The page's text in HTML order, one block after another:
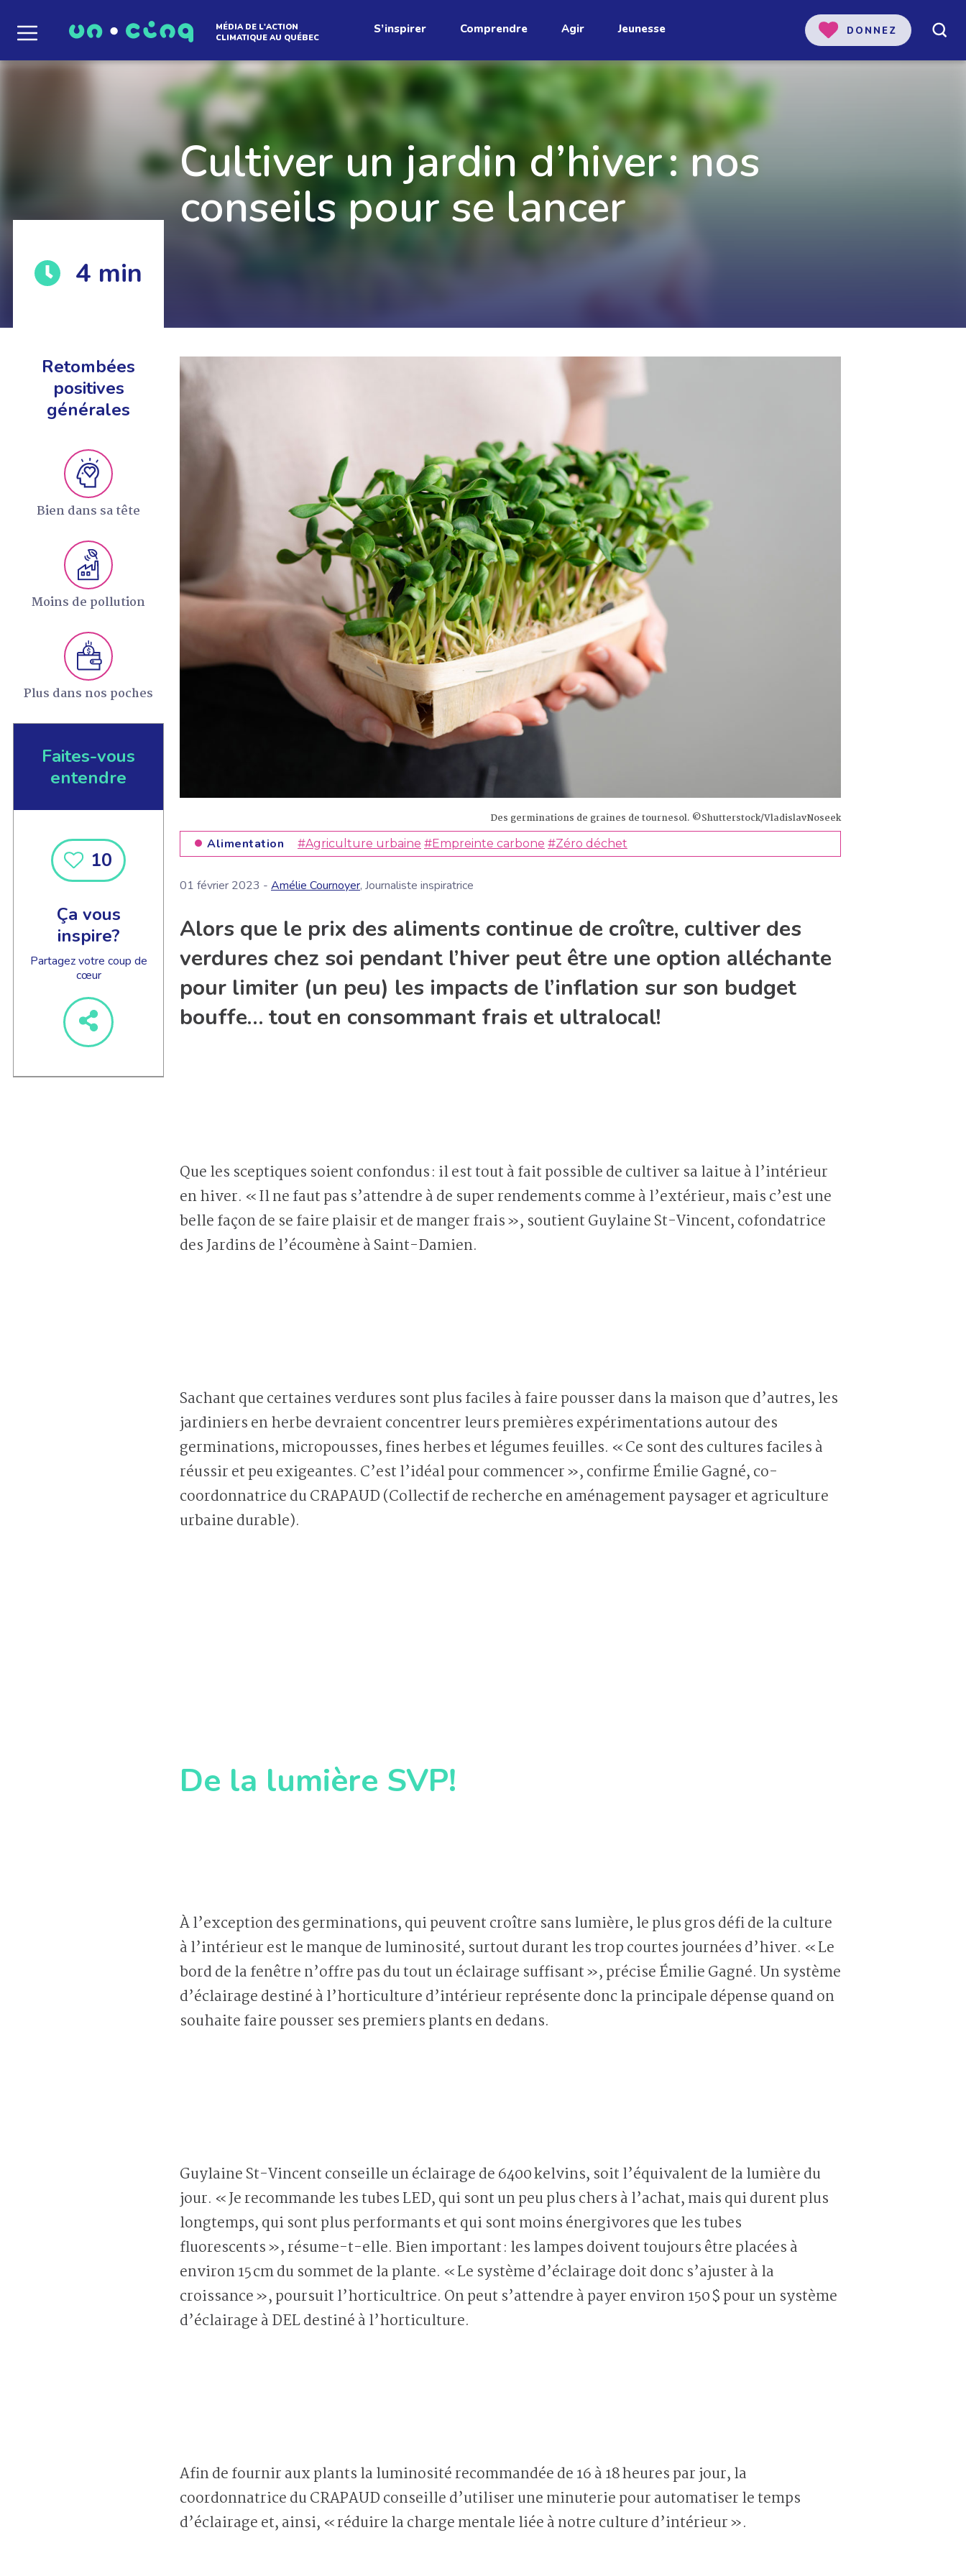
Le média qui détend
l'atmosphère
notre infolettre pour découvrir des initiatives prometteuses et des gestes
qui créent le mouvement.
Découvrez notre
infolettre!
JE M'ABONNE
MÉDIA DE L'ACTION
CLIMATIQUE AU QUÉBEC
S’inspirer Comprendre Agir Jeunesse DONNEZ
Cultiver un jardin d’hiver : nos
conseils pour se lancer
4 min
Retombées
positives
générales
Bien dans sa tête
Moins de pollution
Plus dans nos poches
Faites-vous
entendre
10
Ça vous
inspire?
Partagez votre coup de
cœur
Des germinations de graines de tournesol. ©Shutterstock/VladislavNoseek
Alimentation #Agriculture urbaine #Empreinte carbone #Zéro déchet
01 février 2023 - Amélie Cournoyer, Journaliste inspiratrice
Alors que le prix des aliments continue de croître, cultiver des
verdures chez soi pendant l’hiver peut être une option alléchante
pour limiter (un peu) les impacts de l’inflation sur son budget
bouffe… tout en consommant frais et ultralocal!
Que les sceptiques soient confondus : il est tout à fait possible de cultiver sa laitue à l’intérieur
en hiver. « Il ne faut pas s’attendre à de super rendements comme à l’extérieur, mais c’est une
belle façon de se faire plaisir et de manger frais », soutient Guylaine St-Vincent, cofondatrice
des Jardins de l’écoumène à Saint-Damien.
Sachant que certaines verdures sont plus faciles à faire pousser dans la maison que d’autres, les
jardiniers en herbe devraient concentrer leurs premières expérimentations autour des
germinations, micropousses, fines herbes et légumes feuilles. « Ce sont des cultures faciles à
réussir et peu exigeantes. C’est l’idéal pour commencer », confirme Émilie Gagné, co-
coordonnatrice du CRAPAUD (Collectif de recherche en aménagement paysager et agriculture
urbaine durable).
De la lumière SVP!
À l’exception des germinations, qui peuvent croître sans lumière, le plus gros défi de la culture
à l’intérieur est le manque de luminosité, surtout durant les trop courtes journées d’hiver. « Le
bord de la fenêtre n’offre pas du tout un éclairage suffisant », précise Émilie Gagné. Un système
d’éclairage destiné à l’horticulture d’intérieur représente donc la principale dépense quand on
souhaite faire pousser ses premiers plants en dedans.
Guylaine St-Vincent conseille un éclairage de 6400 kelvins, soit l’équivalent de la lumière du
jour. « Je recommande les tubes LED, qui sont un peu plus chers à l’achat, mais qui durent plus
longtemps, qui sont plus performants et qui sont moins énergivores que les tubes
fluorescents », résume-t-elle. Bien important : les lampes doivent toujours être placées à
environ 15 cm du sommet de la plante. « Le système d’éclairage doit donc s’ajuster à la
croissance », poursuit l’horticultrice. On peut s’attendre à payer environ 150 $ pour un système
d’éclairage à DEL destiné à l’horticulture.
Afin de fournir aux plants la luminosité recommandée de 16 à 18 heures par jour, la
coordonnatrice du CRAPAUD conseille d’utiliser une minuterie pour automatiser le temps
d’éclairage et, ainsi, « réduire la charge mentale liée à notre culture d’intérieur ».